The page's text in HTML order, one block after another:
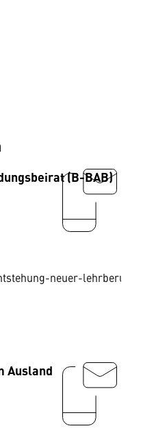
(B-BAB)
neuer-lehrberuf
Ausland